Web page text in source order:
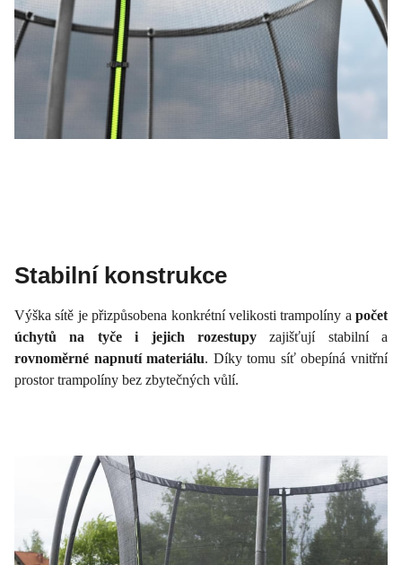
Stabilní konstrukce
Výška sítě je přizpůsobena konkrétní velikosti trampolíny a počet
úchytů na tyče i jejich rozestupyzajišťují stabilní a
rovnoměrné napnutí materiálu. Díky tomu síť obepíná vnitřní
prostor trampolíny bez zbytečných vůlí.